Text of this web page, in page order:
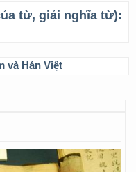
từ, giải nghĩa từ):
và Hán Việt